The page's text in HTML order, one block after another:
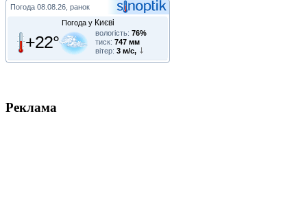
Погода 08.08.26, ранок
Погода у Києві
+22° вологість: 76%
тиск: 747 мм
вітер: 3 м/с,
Реклама